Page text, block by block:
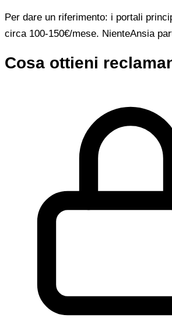
Per dare un riferimento: i portali
circa 100-150€/mese. NienteAnsia
Cosa ottieni